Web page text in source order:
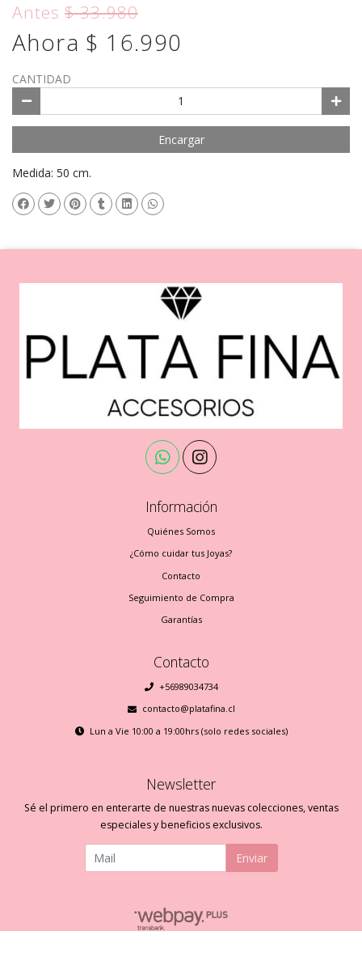
Antes$ 33.980
Ahora $ 16.990
CANTIDAD
Encargar
Medida: 50 cm.
Información
Quiénes Somos
¿Cómo cuidar tus Joyas?
Contacto
Seguimiento de Compra
Garantías
Contacto
+56989034734
contacto@platafina.cl
Lun a Vie 10:00 a 19:00hrs (solo redes sociales)
Newsletter
Sé el primero en enterarte de nuestras nuevas colecciones, ventas
especiales y beneficios exclusivos.
Enviar